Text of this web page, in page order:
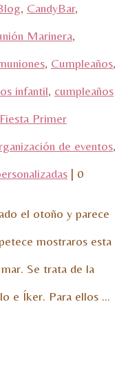
, CandyBar,
Marinera,
, Cumpleaños,
infantil, cumpleaños
Fiesta Primer
de eventos,
| 0
el otoño y parece
mostraros esta
Se trata de la
e Íker. Para ellos …